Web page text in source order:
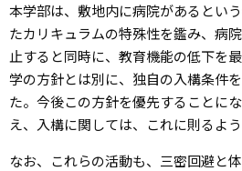
本学部は、敷地内に病院があるとい
たカリキュラムの特殊性を鑑み、病
止すると同時に、教育機能の低下を
学の方針とは別に、独自の入構条件
た。今後この方針を優先することに
え、入構に関しては、これに則るよ
なお、これらの活動も、三密回避と